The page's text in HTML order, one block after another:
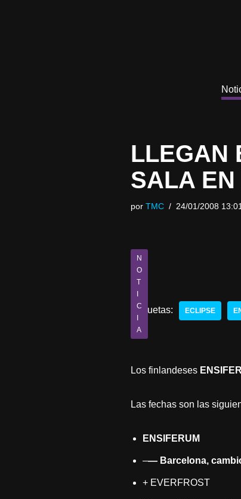
LLEGAN
SALA
por TMC 24/01/2008
N
O
T
C
A
Etiquetas: ECLIPSE
Los finlandeses
Las fechas son las
ENSIFERUM
–— Barcelona,
+ EVERFROST